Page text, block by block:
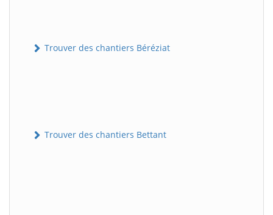
Trouver des chantiers Béréziat
Trouver des chantiers Bettant